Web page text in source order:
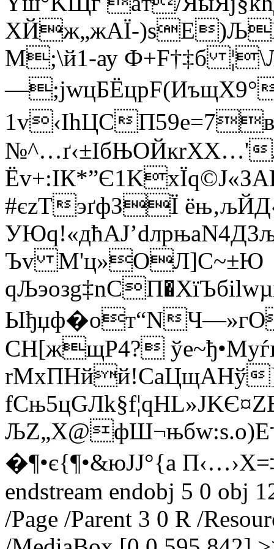
ХЙж„жAЇ-
М;\й1-ау Ф+F†‡б
1v‹ІhЦC
№^…ґ‹±IбЊОЙкrХX…'
#єzTэґфЗЇ
Ъ­v M'ц»OЛ]C~±Ю
Ыђџф�oт“N
СH[жщР4?
rMxПHйй!CаЦщАHў]
�¶•є{¶•&юЈЈ°{a
endstream endobj 5 0 obj
/Page /Parent 3 0 R /